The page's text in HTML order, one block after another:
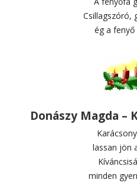
Csillagszóró,
ég a fenyő
Donászy Magda –
lassan jön
minden